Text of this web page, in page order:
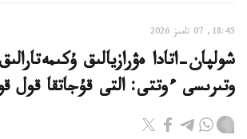
18:45, 07 تامىز 2026
شولپان-اتادا ەۋرازيالىق
وتىرىسى ءوتتى: التى قۇجاتقا قول